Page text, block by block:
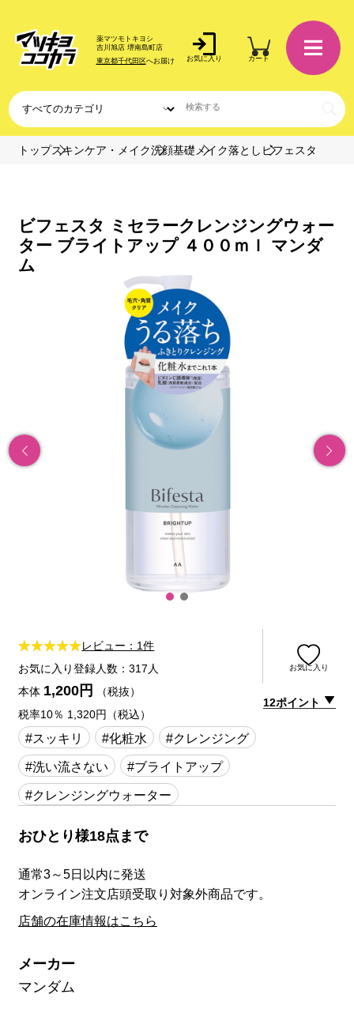
薬マツモトキヨシ
吉川旭店 堺南島町店
東京都千代田区へお届け お気に入り カート
トップスキンケア・メイク洗顔基礎 メイク落とし ビフェスタ
ビフェスタ ミセラークレンジングウォー
ター ブライトアップ ４００ｍｌ マンダ
ム
レビュー：1件
お気に入り登録人数：317人
お気に入り
本体 1,200円
（税抜）
税率10％ 1,320円（税込）
12ポイント
#スッキリ #化粧水
#クレンジング
#洗い流さない
#ブライトアップ
#クレンジングウォーター
おひとり様18点まで
通常3～5日以内に発送
オンライン注文店頭受取り対象外商品です。
店舗の在庫情報はこちら
メーカー
マンダム